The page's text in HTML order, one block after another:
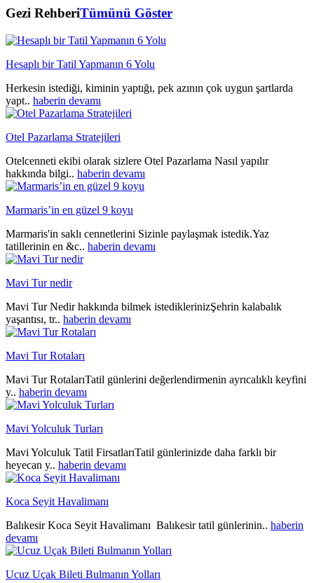
Gezi RehberiTümünü Göster
Hesaplı bir Tatil Yapmanın 6 Yolu
Herkesin istediği, kiminin yaptığı, pek azının çok uygun şartlarda
yapt.. haberin devamı
Otel Pazarlama Stratejileri
Otelcenneti ekibi olarak sizlere Otel Pazarlama Nasıl yapılır
hakkında bilgi.. haberin devamı
Marmaris’in en güzel 9 koyu
Marmaris'in saklı cennetlerini Sizinle paylaşmak istedik.Yaz
tatillerinin en &c.. haberin devamı
Mavi Tur nedir
Mavi Tur Nedir hakkında bilmek istediklerinizŞehrin kalabalık
yaşantısı, tr.. haberin devamı
Mavi Tur Rotaları
Mavi Tur RotalarıTatil günlerini değerlendirmenin ayrıcalıklı keyfini
y.. haberin devamı
Mavi Yolculuk Turları
Mavi Yolculuk Tatil FirsatlarıTatil günlerinizde daha farklı bir
heyecan y.. haberin devamı
Koca Seyit Havalimanı
Balıkesir Koca Seyit Havalimanı Balıkesir tatil günlerinin.. haberin
devamı
Ucuz Uçak Bileti Bulmanın Yolları